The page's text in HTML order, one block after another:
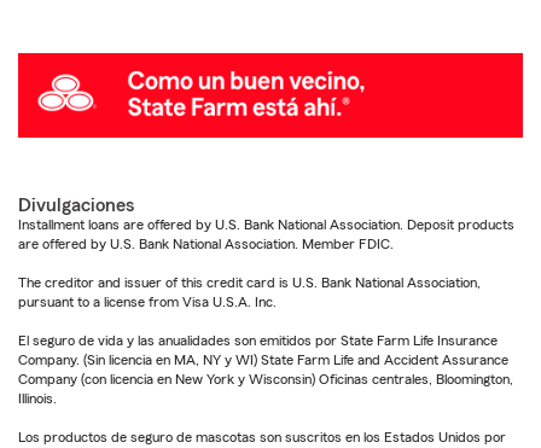
Divulgaciones
Installment loans are offered by U.S. Bank National Association. Deposit products
are offered by U.S. Bank National Association. Member FDIC.
The creditor and issuer of this credit card is U.S. Bank National Association,
pursuant to a license from Visa U.S.A. Inc.
El seguro de vida y las anualidades son emitidos por State Farm Life Insurance
Company. (Sin licencia en MA, NY y WI) State Farm Life and Accident Assurance
Company (con licencia en New York y Wisconsin) Oficinas centrales, Bloomington,
Illinois.
Los productos de seguro de mascotas son suscritos en los Estados Unidos por